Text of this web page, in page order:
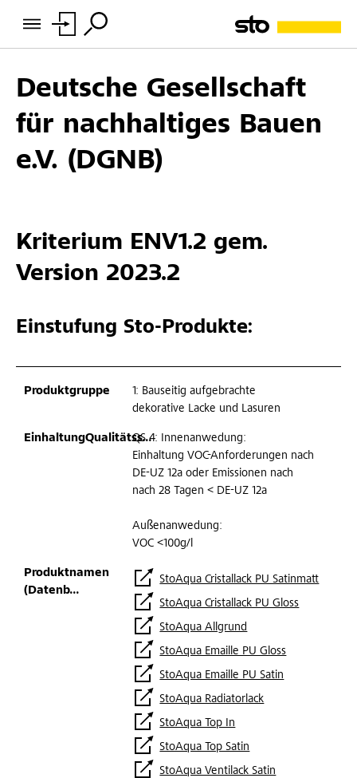
Deutsche Gesellschaft
für nachhaltiges Bauen
e.V. (DGNB)
Kriterium ENV1.2 gem.
Version 2023.2
Einstufung Sto-Produkte:
1: Bauseitig aufgebrachte
dekorative Lacke und Lasuren
QS 4: Innenanwedung:
Einhaltung VOC-Anforderungen nach
DE-UZ 12a oder Emissionen nach
nach 28 Tagen < DE-UZ 12a
Außenanwedung:
VOC <100g/l
StoAqua Cristallack PU Satinmatt
StoAqua Cristallack PU Gloss
StoAqua Allgrund
StoAqua Emaille PU Gloss
StoAqua Emaille PU Satin
StoAqua Radiatorlack
StoAqua Top In
StoAqua Top Satin
StoAqua Ventilack Satin